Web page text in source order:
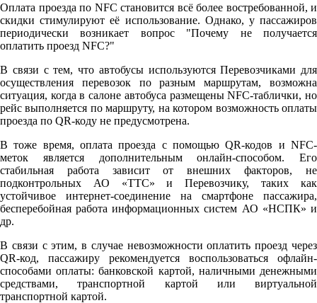
Оплата проезда по NFC становится всё более востребованной, и
скидки стимулируют её использование. Однако, у пассажиров
периодически возникает вопрос "Почему не получается
оплатить проезд NFC?"
В связи с тем, что автобусы используются Перевозчиками для
осуществления перевозок по разным маршрутам, возможна
ситуация, когда в салоне автобуса размещены NFC-таблички, но
рейс выполняется по маршруту, на котором возможность оплаты
проезда по QR-коду не предусмотрена.
В тоже время, оплата проезда с помощью QR-кодов и NFC-
меток является дополнительным онлайн-способом. Его
стабильная работа зависит от внешних факторов, не
подконтрольных АО «ТТС» и Перевозчику, таких как
устойчивое интернет-соединение на смартфоне пассажира,
бесперебойная работа информационных систем АО «НСПК» и
др.
В связи с этим, в случае невозможности оплатить проезд через
QR-код, пассажиру рекомендуется воспользоваться офлайн-
способами оплаты: банковской картой, наличными денежными
средствами, транспортной картой или виртуальной
транспортной картой.